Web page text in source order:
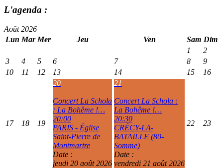
L'agenda :
Août 2026
Lun Mar Mer Jeu Ven Sam Dim
1
2
3
4 5 6 7 8
9
10
11 12 13 14 15 16
17 18 19
20
Concert La Schola
: La Bohême !…
20:00
PARIS - Église
Saint-Pierre de
Montmartre
Date :
jeudi 20 août 2026
21
Concert La Schola :
La Bohême !…
20:30
CRÉCY-LA-
BATAILLE (80-
Somme)
Date :
vendredi 21 août 2026
22 23